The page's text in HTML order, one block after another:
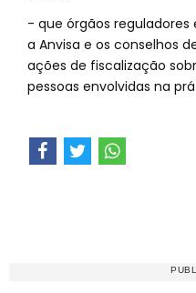
- que órgãos reguladores
a Anvisa e os conselhos
ações de fiscalização
pessoas envolvidas na